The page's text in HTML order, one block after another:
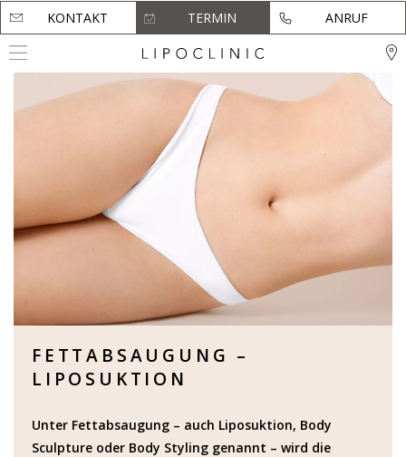
KONTAKT TERMIN ANRUF
KONTAKT TERMIN ANRUF
FETTABSAUGUNG –
LIPOSUKTION
Unter Fettabsaugung – auch Liposuktion, Body
Sculpture oder Body Styling genannt – wird die